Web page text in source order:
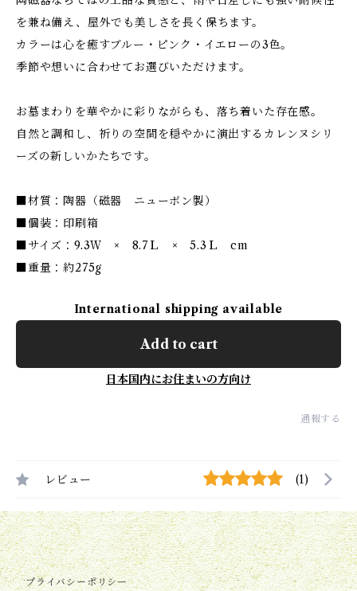
を兼ね備え、屋外でも美しさを長く保ちます。
カラーは心を癒すブルー・ピンク・イエローの3色。
季節や想いに合わせてお選びいただけます。
お墓まわりを華やかに彩りながらも、落ち着いた存在感。
自然と調和し、祈りの空間を穏やかに演出するカレンヌシリ
ーズの新しいかたちです。
■材質：陶器（磁器 ニューボン製）
■個装：印刷箱
■サイズ：9.3Ｗ × 8.7Ｌ × 5.3Ｌ cm
■重量：約275g
International shipping available
Add to cart
日本国内にお住まいの方向け
通報する
レビュー (1)
プライバシーポリシー